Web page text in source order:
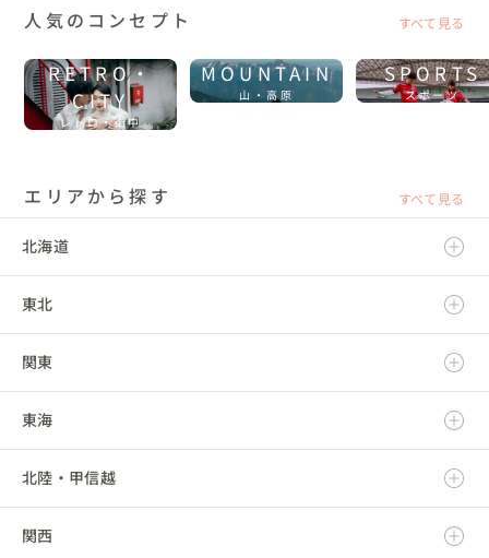
人気のコンセプト すべて見る
RETRO・
CITY
レトロ・街中
MOUNTAIN
山・高原
SPORTS
スポーツ
エリアから探す すべて見る
北海道
北海道
東北
青森県
岩手県
宮城県
秋田県
関東
茨城県
栃木県
群馬県
東海
岐阜県
静岡県
北陸・甲信越
新潟県
関西